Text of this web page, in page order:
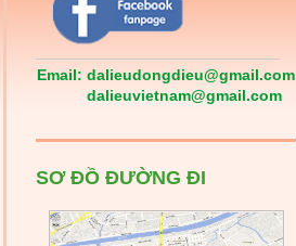
Email: dalieudongdieu@gmail.com
dalieuvietnam@gmail.com
SƠ ĐỒ ĐƯỜNG ĐI